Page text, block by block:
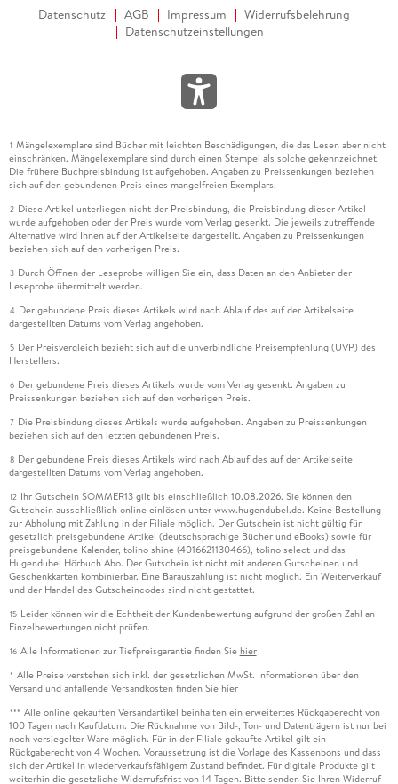
Datenschutz AGB Impressum
Widerrufsbelehrung
Datenschutzeinstellungen
1 Mängelexemplare sind Bücher mit leichten Beschädigungen, die das Lesen aber nicht
einschränken. Mängelexemplare sind durch einen Stempel als solche gekennzeichnet.
Die frühere Buchpreisbindung ist aufgehoben. Angaben zu Preissenkungen beziehen
sich auf den gebundenen Preis eines mangelfreien Exemplars.
2 Diese Artikel unterliegen nicht der Preisbindung, die Preisbindung dieser Artikel
wurde aufgehoben oder der Preis wurde vom Verlag gesenkt. Die jeweils zutreffende
Alternative wird Ihnen auf der Artikelseite dargestellt. Angaben zu Preissenkungen
beziehen sich auf den vorherigen Preis.
3 Durch Öffnen der Leseprobe willigen Sie ein, dass Daten an den Anbieter der
Leseprobe übermittelt werden.
4 Der gebundene Preis dieses Artikels wird nach Ablauf des auf der Artikelseite
dargestellten Datums vom Verlag angehoben.
5 Der Preisvergleich bezieht sich auf die unverbindliche Preisempfehlung (UVP) des
Herstellers.
6 Der gebundene Preis dieses Artikels wurde vom Verlag gesenkt. Angaben zu
Preissenkungen beziehen sich auf den vorherigen Preis.
7 Die Preisbindung dieses Artikels wurde aufgehoben. Angaben zu Preissenkungen
beziehen sich auf den letzten gebundenen Preis.
8 Der gebundene Preis dieses Artikels wird nach Ablauf des auf der Artikelseite
dargestellten Datums vom Verlag angehoben.
12 Ihr Gutschein SOMMER13 gilt bis einschließlich 10.08.2026. Sie können den
Gutschein ausschließlich online einlösen unter www.hugendubel.de. Keine Bestellung
zur Abholung mit Zahlung in der Filiale möglich. Der Gutschein ist nicht gültig für
gesetzlich preisgebundene Artikel (deutschsprachige Bücher und eBooks) sowie für
preisgebundene Kalender, tolino shine (4016621130466), tolino select und das
Hugendubel Hörbuch Abo. Der Gutschein ist nicht mit anderen Gutscheinen und
Geschenkkarten kombinierbar. Eine Barauszahlung ist nicht möglich. Ein Weiterverkauf
und der Handel des Gutscheincodes sind nicht gestattet.
15 Leider können wir die Echtheit der Kundenbewertung aufgrund der großen Zahl an
Einzelbewertungen nicht prüfen.
16 Alle Informationen zur Tiefpreisgarantie finden Sie hier
* Alle Preise verstehen sich inkl. der gesetzlichen MwSt. Informationen über den
Versand und anfallende Versandkosten finden Sie hier
*** Alle online gekauften Versandartikel beinhalten ein erweitertes Rückgaberecht von
100 Tagen nach Kaufdatum. Die Rücknahme von Bild-, Ton- und Datenträgern ist nur bei
noch versiegelter Ware möglich. Für in der Filiale gekaufte Artikel gilt ein
Rückgaberecht von 4 Wochen. Voraussetzung ist die Vorlage des Kassenbons und dass
sich der Artikel in wiederverkaufsfähigem Zustand befindet. Für digitale Produkte gilt
weiterhin die gesetzliche Widerrufsfrist von 14 Tagen. Bitte senden Sie Ihren Widerruf